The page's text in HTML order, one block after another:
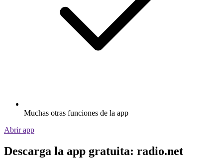
Muchas otras funciones de la app
Abrir app
Descarga la app gratuita: radio.net